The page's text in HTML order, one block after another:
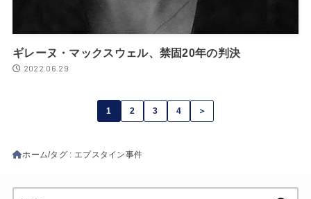
ギレーヌ・マックスウェル、禁固20年の判決
2022.06.29
1 2 3 4 ＞
ホーム タグ : エプスタイン事件